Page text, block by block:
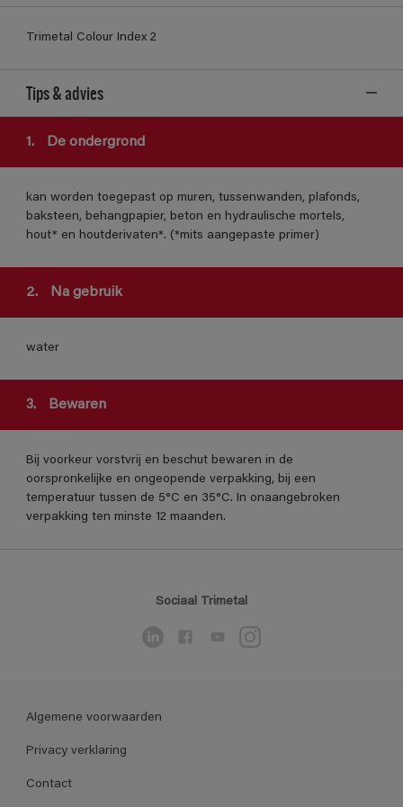
Trimetal Colour Index 2
Tips & advies
1. De ondergrond
kan worden toegepast op muren, tussenwanden, plafonds,
baksteen, behangpapier, beton en hydraulische mortels,
hout* en houtderivaten*. (*mits aangepaste primer)
2. Na gebruik
water
3. Bewaren
Bij voorkeur vorstvrij en beschut bewaren in de
oorspronkelijke en ongeopende verpakking, bij een
temperatuur tussen de 5°C en 35°C. In onaangebroken
verpakking ten minste 12 maanden.
Sociaal Trimetal
Algemene voorwaarden
Privacy verklaring
Contact